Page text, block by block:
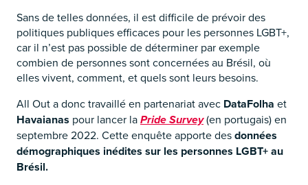
Sans de telles données, il est difficile de prévoir des
politiques publiques efficaces pour les personnes LGBT+,
car il n’est pas possible de déterminer par exemple
combien de personnes sont concernées au Brésil, où
elles vivent, comment, et quels sont leurs besoins.
All Out a donc travaillé en partenariat avec DataFolha et
Havaianas pour lancer laPride Survey(en portugais) en
septembre 2022. Cette enquête apporte desdonnées
démographiques inédites sur les personnes LGBT+ au
Brésil.